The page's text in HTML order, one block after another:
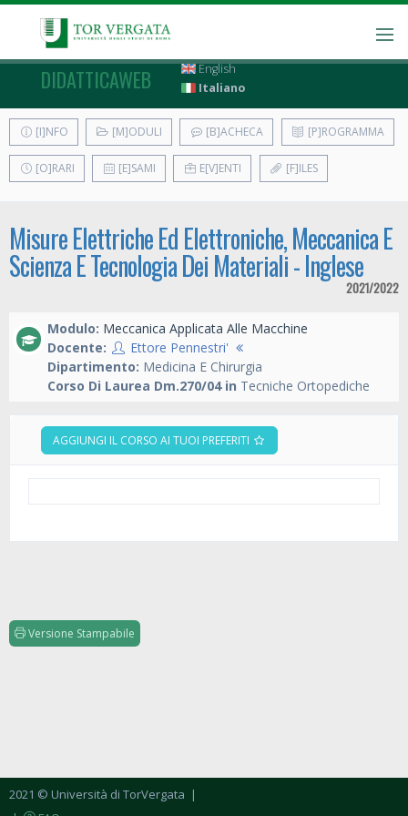
DIDATTICAWEB
English
Italiano
[I]NFO [M]ODULI [B]ACHECA [P]ROGRAMMA
[O]RARI [E]SAMI E[V]ENTI [F]ILES
Misure Elettriche Ed Elettroniche, Meccanica E
Scienza E Tecnologia Dei Materiali - Inglese
2021/2022
Modulo: Meccanica Applicata Alle Macchine
Docente:
Ettore Pennestri'
Dipartimento: Medicina E Chirurgia
Corso Di Laurea Dm.270/04 in Tecniche Ortopediche
AGGIUNGI IL CORSO AI TUOI PREFERITI
Versione Stampabile
2021 © Università di TorVergata |